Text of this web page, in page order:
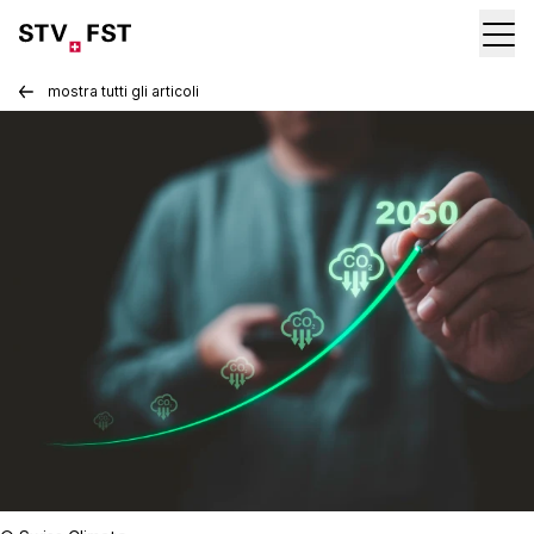
mostra tutti gli articoli